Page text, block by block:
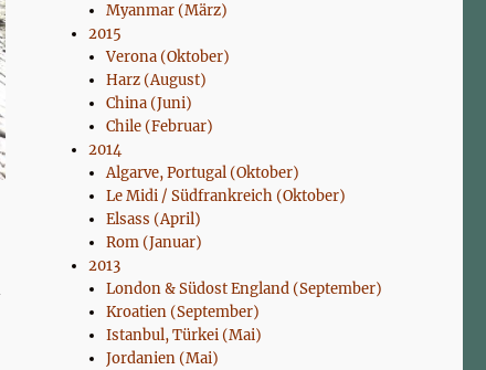
Myanmar (März)
2015
Verona (Oktober)
Harz (August)
China (Juni)
Chile (Februar)
2014
Algarve, Portugal (Oktober)
Le Midi / Südfrankreich (Oktober)
Elsass (April)
Rom (Januar)
2013
London & Südost England (September)
Kroatien (September)
Istanbul, Türkei (Mai)
Jordanien (Mai)